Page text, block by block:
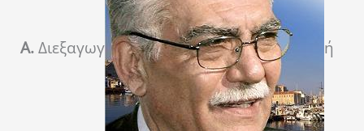
Α.Διεξαγωγ ή